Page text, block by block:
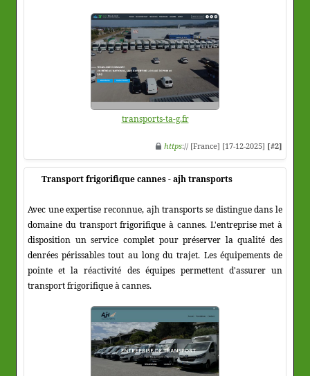
transports-ta-g.fr
https:// [France] [17-12-2025] [#2]
Transport frigorifique cannes - ajh transports
Avec une expertise reconnue, ajh transports se distingue dans le
domaine du transport frigorifique à cannes. L'entreprise met à
disposition un service complet pour préserver la qualité des
denrées périssables tout au long du trajet. Les équipements de
pointe et la réactivité des équipes permettent d'assurer un
transport frigorifique à cannes.